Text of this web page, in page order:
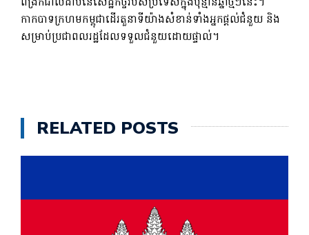
កាកបាទក្រហមកម្ពុជាដើរតួនាទីយ៉ាងសំខាន់ទាំងអ្នកផ្តល់ជំនួយ និង
សម្រាប់ប្រជាពលរដ្ឋដែលទទួលជំនួយដោយផ្ទាល់។
RELATED POSTS